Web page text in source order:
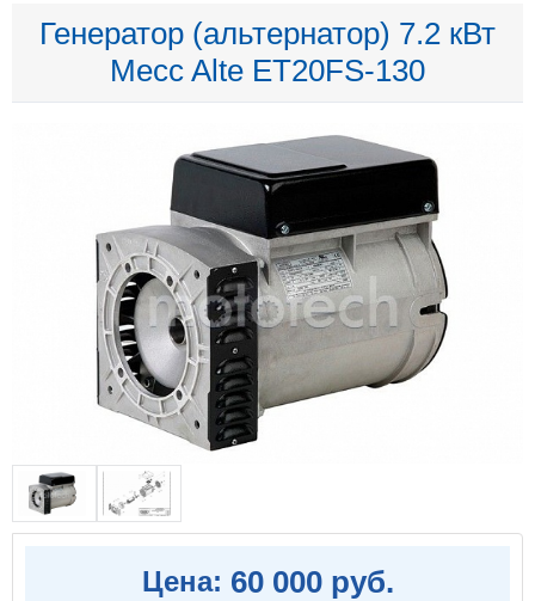
Генератор (альтернатор) 7.2 кВт
Mecc Alte ET20FS-130
Цена: 60 000 руб.